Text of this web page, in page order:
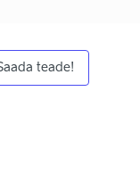
teade!